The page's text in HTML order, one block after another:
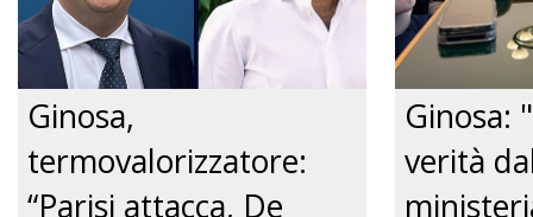
Ginosa,
termovalorizzatore:
“Parisi attacca, De
Ginosa:
verità